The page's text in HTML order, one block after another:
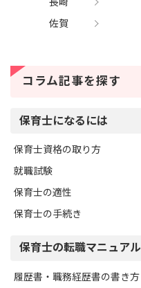
佐賀
コラム記事を探す
保育士になるには
保育士資格の取り方
就職試験
保育士の適性
保育士の手続き
保育士の転職マニュアル
履歴書・職務経歴書の書き方